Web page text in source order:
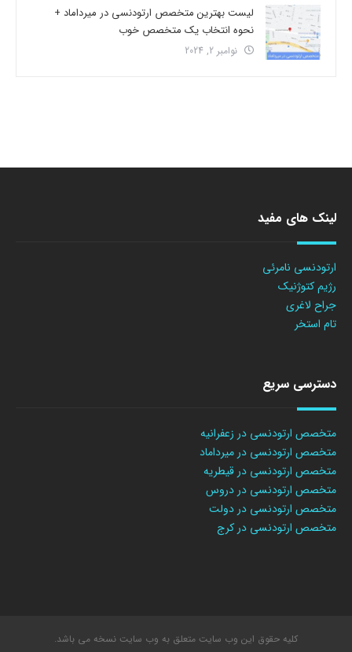
لیست بهترین متخصص ارتودنسی در میرداماد +
نحوه انتخاب یک متخصص خوب
نوامبر 2, 2024
لینک های مفید
ارتودنسی نامرئی
رژیم کتوژنیک
جراح لاغری
تام استخر
دسترسی سریع
متخصص ارتودنسی در زعفرانیه
متخصص ارتودنسی در میرداماد
متخصص ارتودنسی در قیطریه
متخصص ارتودنسی در دروس
متخصص ارتودنسی در دولت
متخصص ارتودنسی در کرج
کلیه حقوق این وب سایت متعلق به وب سایت نسخه می باشد.